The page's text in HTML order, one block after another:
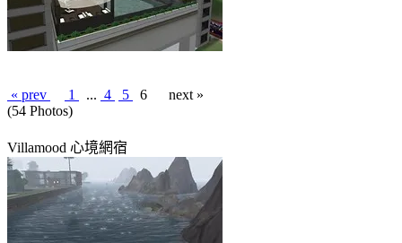
« prev 1 ... 4 5 6
next »
(54 Photos)
Villamood 心境網宿